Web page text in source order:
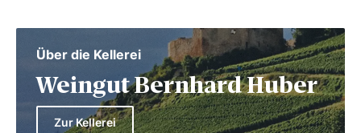
Über die Kellerei
Weingut Bernhard Huber
Zur Kellerei